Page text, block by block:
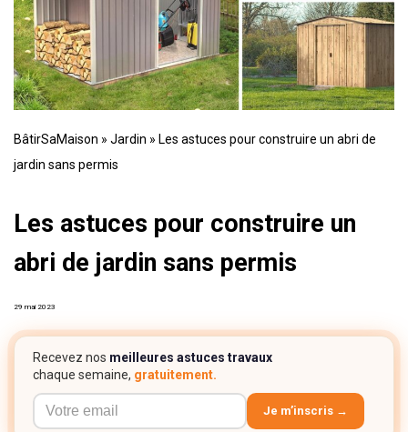
BâtirSaMaison » Jardin » Les astuces pour construire un abri de
jardin sans permis
Les astuces pour construire un
abri de jardin sans permis
29 mai 2023
Recevez nos meilleures astuces travaux
chaque semaine, gratuitement.
Je m’inscris →